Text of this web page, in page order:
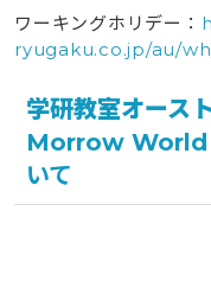
ワーキングホリデー：
ryugaku.co.jp/au/
学研教室オース
Morrow
いて